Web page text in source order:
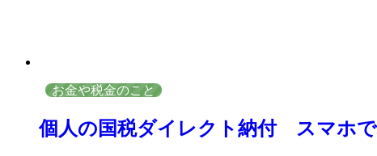
お金や税金のこと
個人の国税ダイレクト納付 スマホ